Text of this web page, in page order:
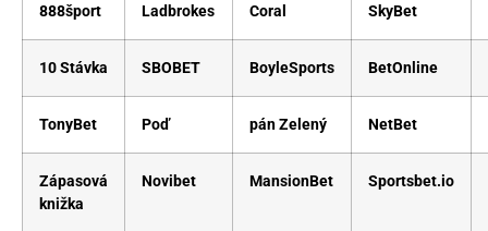
888šport Ladbrokes Coral SkyBet
10 Stávka SBOBET BoyleSports BetOnline
TonyBet Poď pán Zelený NetBet
Zápasová
knižka
Novibet MansionBet Sportsbet.io